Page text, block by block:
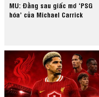
MU: Đằng sau giấc mơ ‘PSG
hóa’ của Michael Carrick